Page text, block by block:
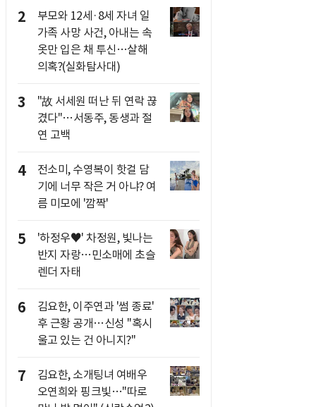
2
부모와 12세·8세 자녀 일
가족 사망 사건, 아내는 속
옷만 입은 채 투신…살해
의혹?(실화탐사대)
3
"故 서세원 떠난 뒤 연락 끊
겼다"…서동주, 동생과 절
연 고백
4
전소미, 수영복이 핫걸 담
기에 너무 작은 거 아냐? 여
름 미모에 '깜짝'
5
'하정우♥' 차정원, 빛나는
반지 자랑…민소매에 초슬
렌더 자태
6
김요한, 이주연과 '썸 종료'
후 근황 공개…신성 "혹시
울고 있는 건 아니지?"
7
김요한, 소개팅녀 여배우
오연희와 핑크빛…"따로